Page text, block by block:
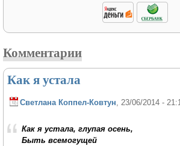
Комментарии
Как я устала
Светлана Коппел-Ковтун , 23/06/2014 -
Как я устала, глупая осень,
Быть всемогущей